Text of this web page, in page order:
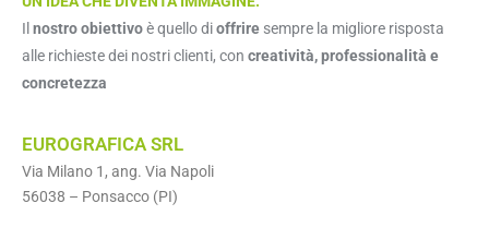
Ilnostro obiettivoè quello dioffrire sempre la migliore risposta
alle richieste dei nostri clienti, con creatività, professionalità e
concretezza
EUROGRAFICA SRL
Via Milano 1, ang. Via Napoli
56038 – Ponsacco (PI)